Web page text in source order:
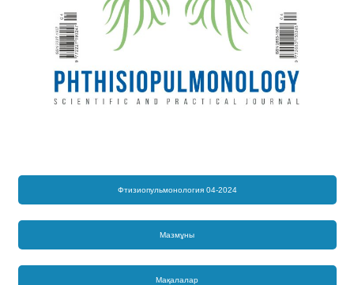
Фтизиопульмонология 04-2024
Мазмұны
Мақалалар